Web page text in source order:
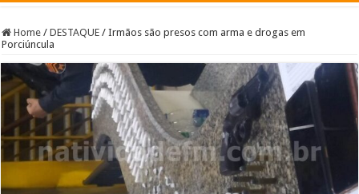
Home / DESTAQUE / Irmãos são presos com arma e drogas em
Porciúncula